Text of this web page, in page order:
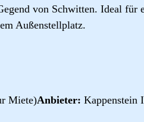
von Schwitten. Ideal für
Außenstellplatz.
Miete)Anbieter: Kappenstein